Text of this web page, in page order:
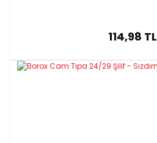
114,98 TL